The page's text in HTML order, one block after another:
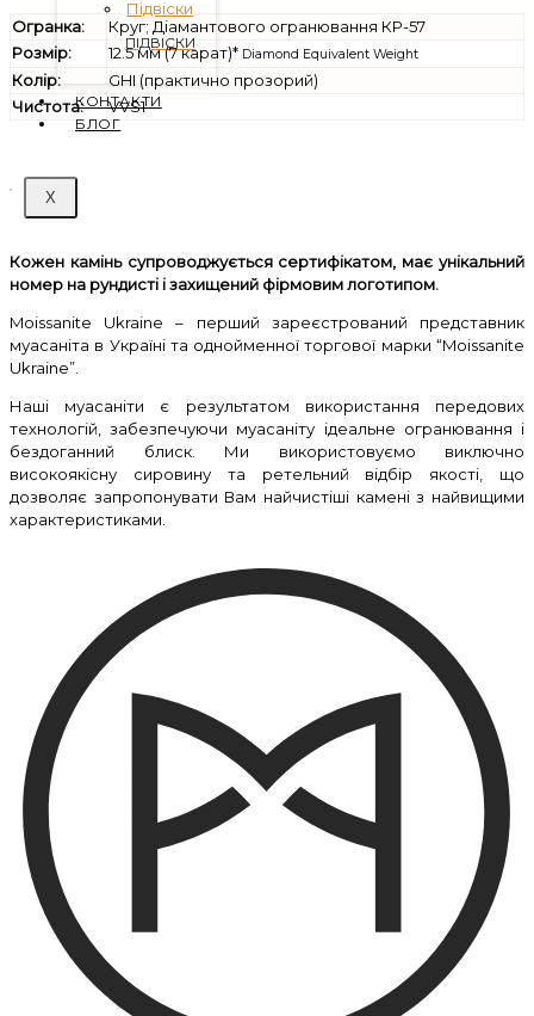
ПІДВІСКИ
КОНТАКТИ
БЛОГ
X
Огранка:
Круг; Діамантового огранювання КР-57
Розмір:
12.5 мм (7 карат)* Diamond Equivalent Weight
Колір:
GHI (практично прозорий)
Чистота:
VVS1
Кожен камінь супроводжується сертифікатом, має унікальний
номер на рундисті і захищений фірмовим логотипом.
Moissanite Ukraine – перший зареєстрований представник
муасаніта в Україні та однойменної торгової марки “Moissanite
Ukraine”.
Наші муасаніти є результатом використання передових
технологій, забезпечуючи муасаніту ідеальне огранювання і
бездоганний блиск. Ми використовуємо виключно
високоякісну сировину та ретельний відбір якості, що
дозволяє запропонувати Вам найчистіші камені з найвищими
характеристиками.